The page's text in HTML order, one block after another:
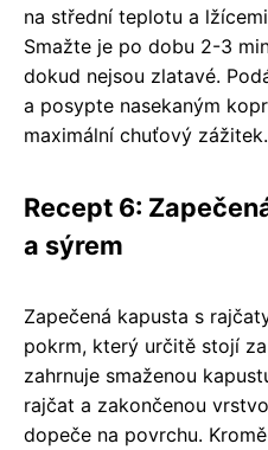
na střední teplotu a
Smažte je po dobu 2-3
dokud nejsou zlatavé.
a posypte nasekaným
maximální chuťový zážitek.
Recept 6:
a sýrem
Zapečená kapusta s
pokrm, který určitě stojí
zahrnuje smaženou
rajčat a zakončenou
dopeče na povrchu.